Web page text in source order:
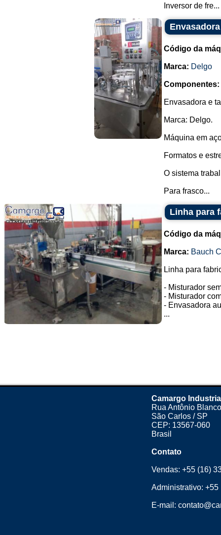
Inversor de fre...
Código da
Marca: Delgo
Componentes:
Envasadora e
Marca: Delgo.
Máquina em
Formatos e
O sistema
Para frasco...
Linha para
Código da
Marca: Bauch
Linha para
- Misturador
- Misturador
- Envasadora
...
Camargo
Rua Antônio
São Carlos / SP
CEP: 13567-060
Brasil
Contato
Vendas:+55 (16)
Administrativo:+55
E-mail: